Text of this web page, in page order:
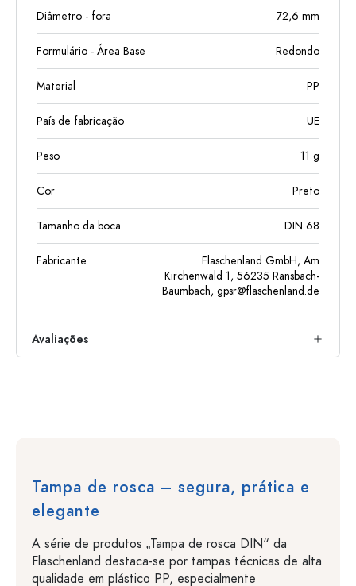
Diâmetro - fora 72,6 mm
Formulário - Área Base Redondo
Material PP
País de fabricação UE
Peso 11 g
Cor Preto
Tamanho da boca DIN 68
Fabricante
Flaschenland GmbH, Am
Kirchenwald 1, 56235 Ransbach-
Baumbach, gpsr@flaschenland.de
Avaliações
Tampa de rosca – segura, prática e
elegante
A série de produtos „Tampa de rosca DIN“ da
Flaschenland destaca-se por tampas técnicas de alta
qualidade em plástico PP, especialmente